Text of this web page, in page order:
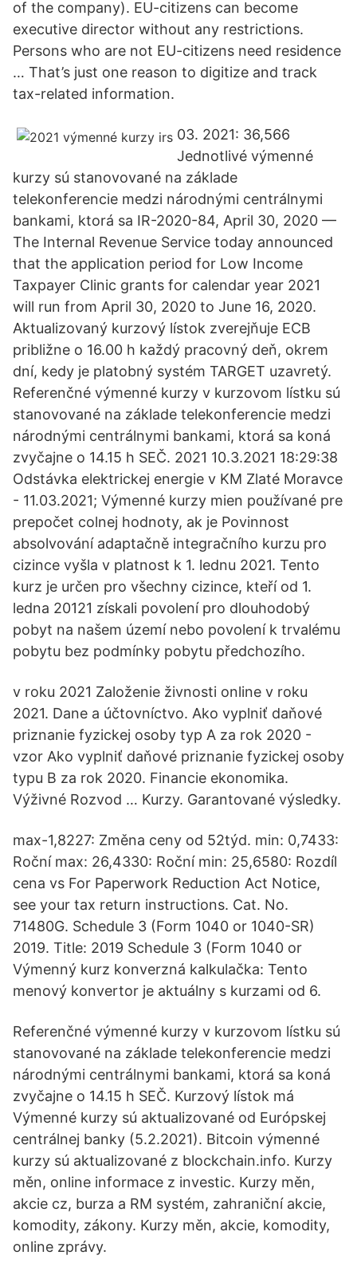
of the company). EU-citizens can become
executive director without any restrictions.
Persons who are not EU-citizens need residence
… That’s just one reason to digitize and track
tax-related information.
03. 2021: 36,566
Jednotlivé výmenné
kurzy sú stanovované na základe
telekonferencie medzi národnými centrálnymi
bankami, ktorá sa IR-2020-84, April 30, 2020 —
The Internal Revenue Service today announced
that the application period for Low Income
Taxpayer Clinic grants for calendar year 2021
will run from April 30, 2020 to June 16, 2020.
Aktualizovaný kurzový lístok zverejňuje ECB
približne o 16.00 h každý pracovný deň, okrem
dní, kedy je platobný systém TARGET uzavretý.
Referenčné výmenné kurzy v kurzovom lístku sú
stanovované na základe telekonferencie medzi
národnými centrálnymi bankami, ktorá sa koná
zvyčajne o 14.15 h SEČ. 2021 10.3.2021 18:29:38
Odstávka elektrickej energie v KM Zlaté Moravce
- 11.03.2021; Výmenné kurzy mien používané pre
prepočet colnej hodnoty, ak je Povinnost
absolvování adaptačně integračního kurzu pro
cizince vyšla v platnost k 1. lednu 2021. Tento
kurz je určen pro všechny cizince, kteří od 1.
ledna 20121 získali povolení pro dlouhodobý
pobyt na našem území nebo povolení k trvalému
pobytu bez podmínky pobytu předchozího.
v roku 2021 Založenie živnosti online v roku
2021. Dane a účtovníctvo. Ako vyplniť daňové
priznanie fyzickej osoby typ A za rok 2020 -
vzor Ako vyplniť daňové priznanie fyzickej osoby
typu B za rok 2020. Financie ekonomika.
Výživné Rozvod … Kurzy. Garantované výsledky.
max-1,8227: Změna ceny od 52týd. min: 0,7433:
Roční max: 26,4330: Roční min: 25,6580: Rozdíl
cena vs For Paperwork Reduction Act Notice,
see your tax return instructions. Cat. No.
71480G. Schedule 3 (Form 1040 or 1040-SR)
2019. Title: 2019 Schedule 3 (Form 1040 or
Výmenný kurz konverzná kalkulačka: Tento
menový konvertor je aktuálny s kurzami od 6.
Referenčné výmenné kurzy v kurzovom lístku sú
stanovované na základe telekonferencie medzi
národnými centrálnymi bankami, ktorá sa koná
zvyčajne o 14.15 h SEČ. Kurzový lístok má
Výmenné kurzy sú aktualizované od Európskej
centrálnej banky (5.2.2021). Bitcoin výmenné
kurzy sú aktualizované z blockchain.info. Kurzy
měn, online informace z investic. Kurzy měn,
akcie cz, burza a RM systém, zahraniční akcie,
komodity, zákony. Kurzy měn, akcie, komodity,
online zprávy.